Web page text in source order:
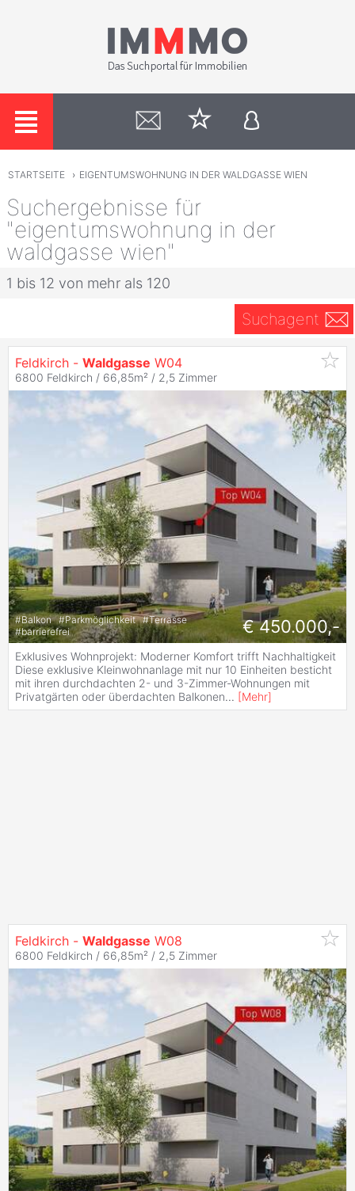
STARTSEITE › EIGENTUMSWOHNUNG IN DER WALDGASSE WIEN
Suchergebnisse für
"eigentumswohnung in der
waldgasse wien"
1 bis 12 von mehr als 120
Suchagent
Feldkirch - Waldgasse W04
6800 Feldkirch / 66,85m² / 2,5 Zimmer
#Balkon #Parkmöglichkeit #Terrasse
#barrierefrei € 450.000,-
Exklusives Wohnprojekt: Moderner Komfort trifft Nachhaltigkeit
Diese exklusive Kleinwohnanlage mit nur 10 Einheiten besticht
mit ihren durchdachten 2- und 3-Zimmer-Wohnungen mit
Privatgärten oder überdachten Balkonen... [Mehr]
Feldkirch - Waldgasse W08
6800 Feldkirch / 66,85m² / 2,5 Zimmer